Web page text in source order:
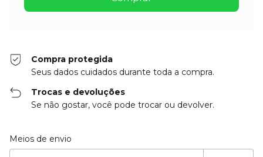
Compra protegida
Seus dados cuidados durante toda a compra.
Trocas e devoluções
Se não gostar, você pode trocar ou devolver.
Entregas para o CEP:
Meios de envio